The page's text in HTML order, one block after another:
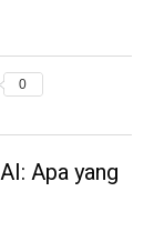
0
Apa yang